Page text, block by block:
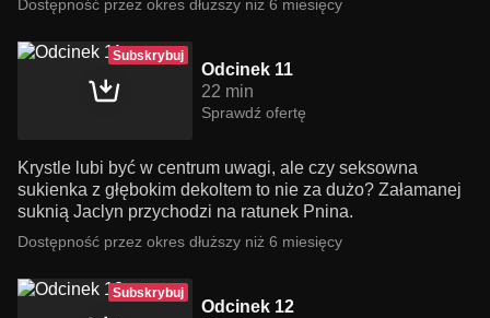
Dostępność przez okres dłuższy niż 6 miesięcy
Subskrybuj
Odcinek 11
22 min
Sprawdź ofertę
Krystle lubi być w centrum uwagi, ale czy seksowna
sukienka z głębokim dekoltem to nie za dużo? Załamanej
suknią Jaclyn przychodzi na ratunek Pnina.
Dostępność przez okres dłuższy niż 6 miesięcy
Subskrybuj
Odcinek 12